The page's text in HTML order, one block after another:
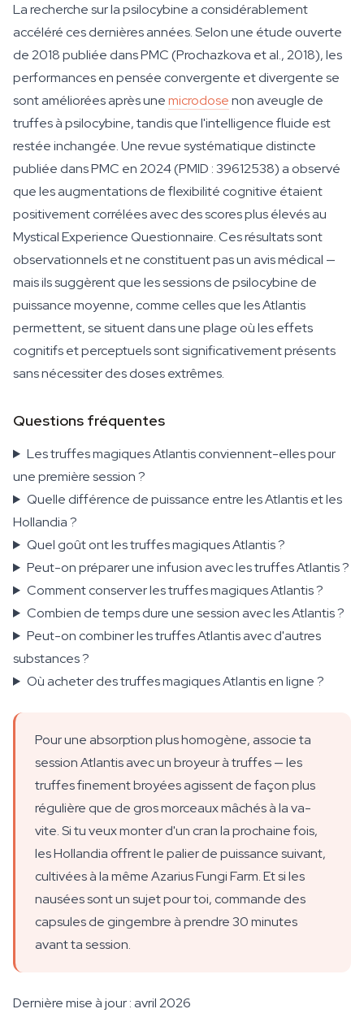
La recherche sur la psilocybine a considérablement
accéléré ces dernières années. Selon une étude ouverte
de 2018 publiée dans PMC (Prochazkova et al., 2018), les
performances en pensée convergente et divergente se
sont améliorées après unemicrodosenon aveugle de
truffes à psilocybine, tandis que l'intelligence fluide est
restée inchangée. Une revue systématique distincte
publiée dans PMC en 2024 (PMID : 39612538) a observé
que les augmentations de flexibilité cognitive étaient
positivement corrélées avec des scores plus élevés au
Mystical Experience Questionnaire. Ces résultats sont
observationnels et ne constituent pas un avis médical —
mais ils suggèrent que les sessions de psilocybine de
puissance moyenne, comme celles que les Atlantis
permettent, se situent dans une plage où les effets
cognitifs et perceptuels sont significativement présents
sans nécessiter des doses extrêmes.
Questions fréquentes
Les truffes magiques Atlantis conviennent-elles pour
une première session ?
Quelle différence de puissance entre les Atlantis et les
Hollandia ?
Quel goût ont les truffes magiques Atlantis ?
Peut-on préparer une infusion avec les truffes Atlantis ?
Comment conserver les truffes magiques Atlantis ?
Combien de temps dure une session avec les Atlantis ?
Peut-on combiner les truffes Atlantis avec d'autres
substances ?
Où acheter des truffes magiques Atlantis en ligne ?
Pour une absorption plus homogène, associe ta
session Atlantis avec un broyeur à truffes — les
truffes finement broyées agissent de façon plus
régulière que de gros morceaux mâchés à la va-
vite. Si tu veux monter d'un cran la prochaine fois,
les Hollandia offrent le palier de puissance suivant,
cultivées à la même Azarius Fungi Farm. Et si les
nausées sont un sujet pour toi, commande des
capsules de gingembre à prendre 30 minutes
avant ta session.
Dernière mise à jour : avril 2026